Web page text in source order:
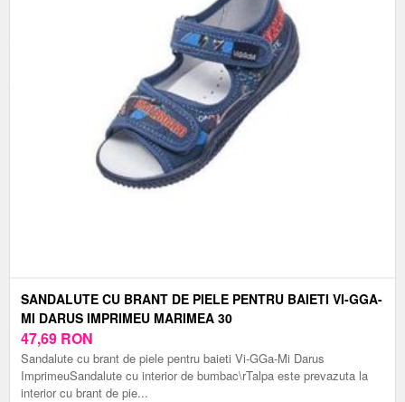
SANDALUTE CU BRANT DE PIELE PENTRU BAIETI VI-GGA-
MI DARUS IMPRIMEU MARIMEA 30
47,69 RON
Sandalute cu brant de piele pentru baieti Vi-GGa-Mi Darus
ImprimeuSandalute cu interior de bumbac\rTalpa este prevazuta la
interior cu brant de pie...